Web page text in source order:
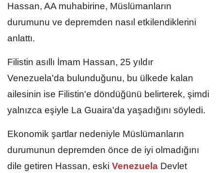
Hassan, AA muhabirine, Müslümanların
durumunu ve depremden nasıl etkilendiklerini
anlattı.
Filistin asıllı İmam Hassan, 25 yıldır
Venezuela'da bulunduğunu, bu ülkede kalan
ailesinin ise Filistin'e döndüğünü belirterek, şimdi
yalnızca eşiyle La Guaira'da yaşadığını söyledi.
Ekonomik şartlar nedeniyle Müslümanların
durumunun depremden önce de iyi olmadığını
dile getiren Hassan, eski Venezuela Devlet